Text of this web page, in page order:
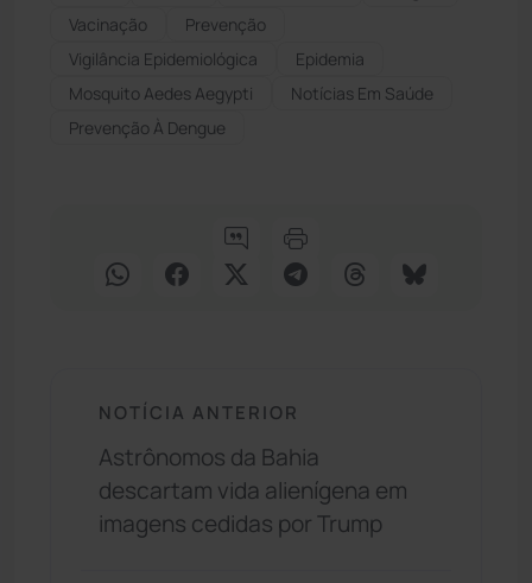
Vacinação
Prevenção
Vigilância Epidemiológica
Epidemia
Mosquito Aedes Aegypti
Notícias Em Saúde
Prevenção À Dengue
NOTÍCIA ANTERIOR
Astrônomos da Bahia
descartam vida alienígena em
imagens cedidas por Trump